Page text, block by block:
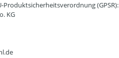
Produktsicherheitsverordnung (GPSR):
KG